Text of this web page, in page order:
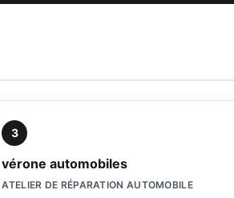
3
vérone automobiles
ATELIER DE RÉPARATION AUTOMOBILE